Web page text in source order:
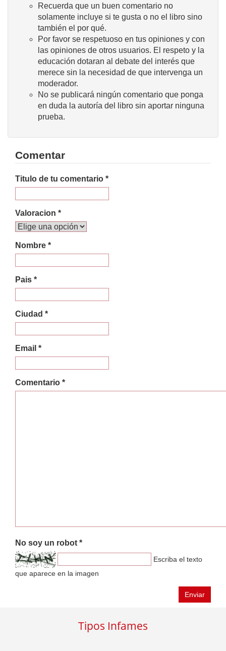
Recuerda que un buen comentario no
solamente incluye si te gusta o no el libro sino
también el por qué.
Por favor se respetuoso en tus opiniones y con
las opiniones de otros usuarios. El respeto y la
educación dotaran al debate del interés que
merece sin la necesidad de que intervenga un
moderador.
No se publicará ningún comentario que ponga
en duda la autoría del libro sin aportar ninguna
prueba.
Comentar
Titulo de tu comentario *
Valoracion *
Nombre *
Pais *
Ciudad *
Email *
Comentario *
No soy un robot *
Escriba el texto
que aparece en la imagen
Enviar
Tipos Infames